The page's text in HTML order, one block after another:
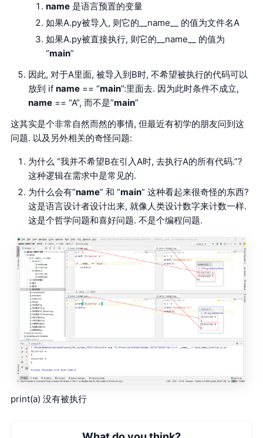
name 是语言预置的变量
如果A.py被导入, 则它的__name__ 的值为文件名A
如果A.py被直接执行, 则它的__name__ 的值为
“main”
因此, 对于A里面, 被导入到B时, 不希望被执行的代码可以
放到 if name == “main”:里面去. 因为此时条件不成立,
name == “A”, 而不是”main”
这其实是个非常自然而然的事情, 但最近有初学的朋友问到这
问题. 以及另外相关的奇怪问题:
为什么 “我并不希望B在引入A时, 去执行A的所有代码.”?
这种逻辑在需求中是常见的.
为什么会有”name” 和 “main” 这种看起来很奇怪的东西?
这是语言设计者设计出来, 就像人类设计数字来计数一样.
这是个哲学问题和喜好问题. 不是个编程问题.
print(a) 没有被执行